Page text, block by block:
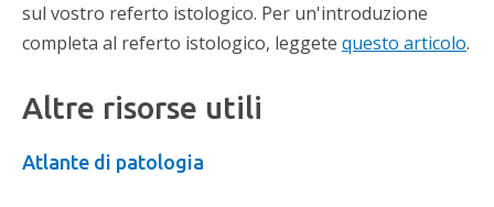
sul vostro referto istologico. Per un'introduzione
completa al referto istologico, leggete questo articolo.
Altre risorse utili
Atlante di patologia